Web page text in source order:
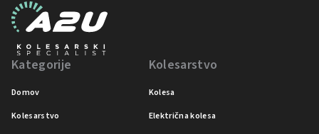
Kategorije
Domov
Kolesarstvo
Kolesarstvo
Kolesa
Električna kolesa